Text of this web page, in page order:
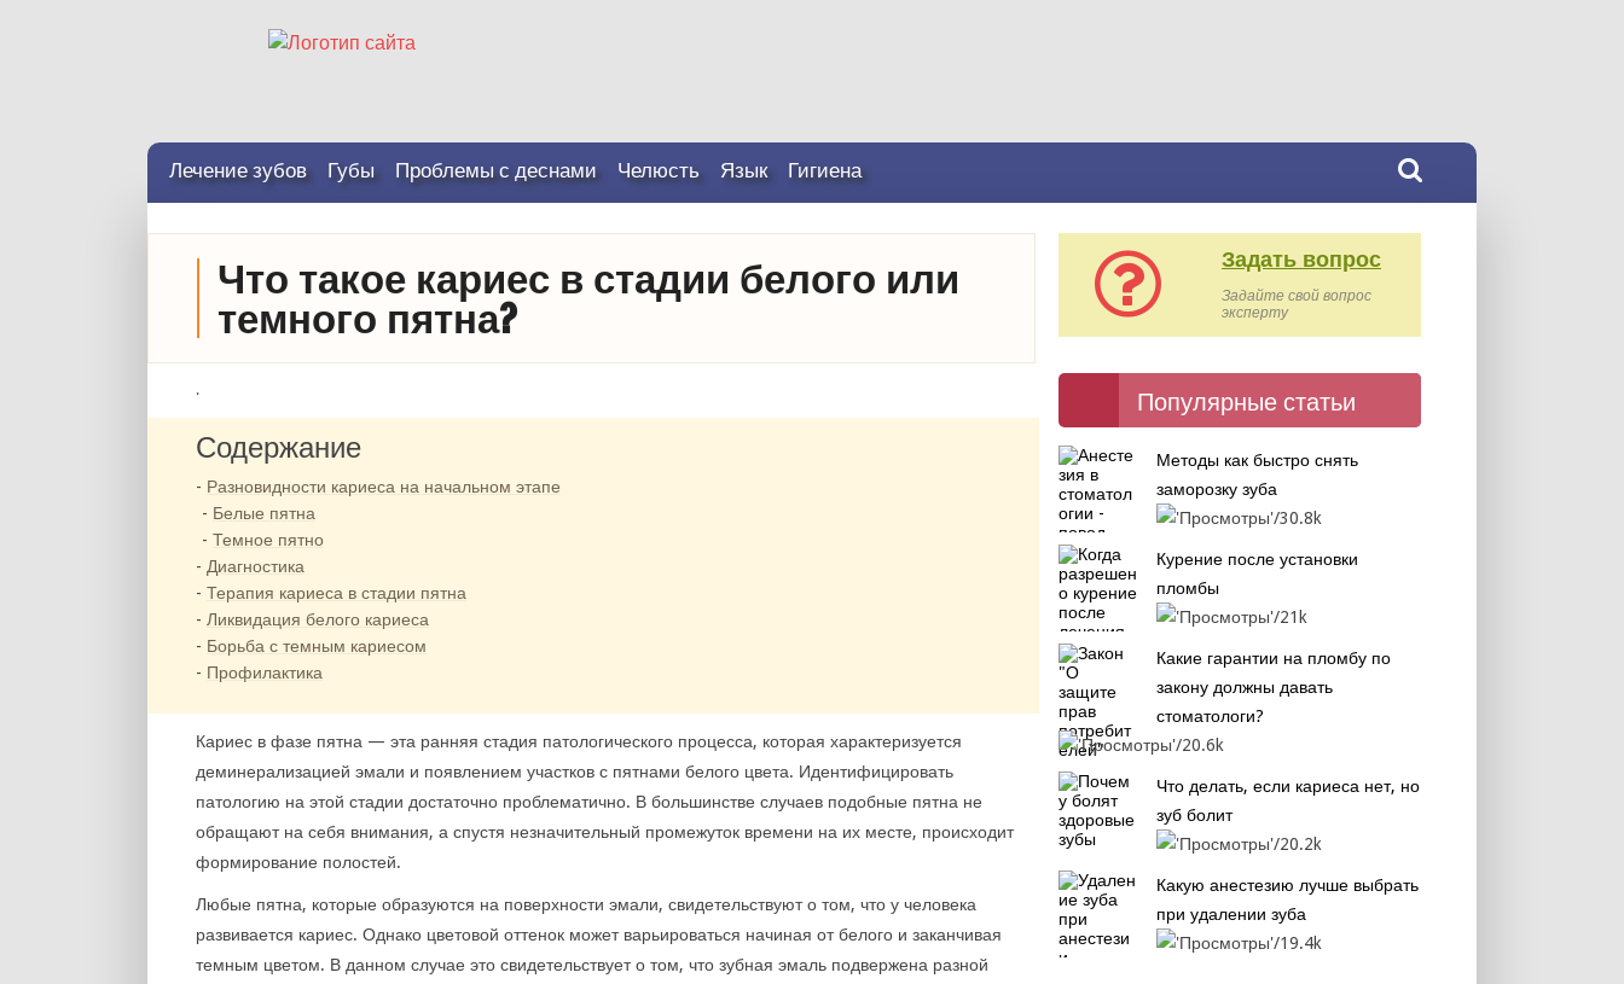
Лечение зубов Губы Проблемы с деснами Челюсть Язык Гигиена
Что такое кариес в стадии белого или
темного пятна?
.
Содержание
Разновидности кариеса на начальном этапе
Белые пятна
Темное пятно
Диагностика
Терапия кариеса в стадии пятна
Ликвидация белого кариеса
Борьба с темным кариесом
Профилактика
Кариес в фазе пятна — эта ранняя стадия патологического процесса, которая характеризуется
деминерализацией эмали и появлением участков с пятнами белого цвета. Идентифицировать
патологию на этой стадии достаточно проблематично. В большинстве случаев подобные пятна не
обращают на себя внимания, а спустя незначительный промежуток времени на их месте, происходит
формирование полостей.
Любые пятна, которые образуются на поверхности эмали, свидетельствуют о том, что у человека
развивается кариес. Однако цветовой оттенок может варьироваться начиная от белого и заканчивая
темным цветом. В данном случае это свидетельствует о том, что зубная эмаль подвержена разной
Задать вопрос
Задайте свой вопрос
эксперту
Популярные статьи
Методы как быстро снять
заморозку зуба
30.8k
Курение после установки
пломбы
21k
Какие гарантии на пломбу по
закону должны давать
стоматологи?
20.6k
Что делать, если кариеса нет, но
зуб болит
20.2k
Какую анестезию лучше выбрать
при удалении зуба
19.4k